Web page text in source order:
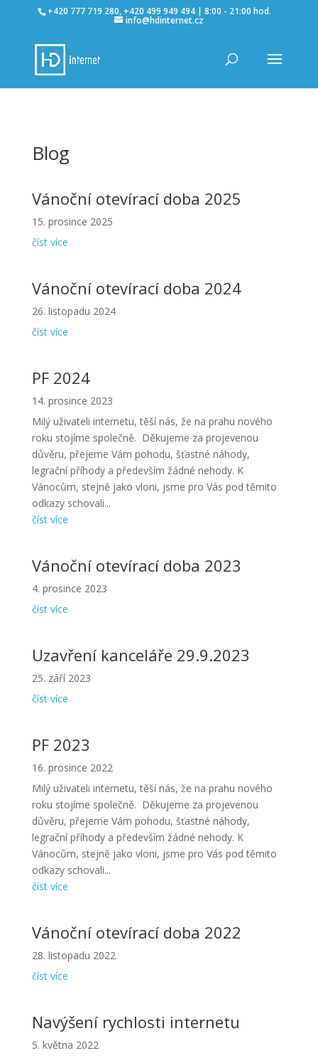
+420 777 719 280, +420 499 949 494 | 8:00 - 21:00 hod.
info@hdinternet.cz
Blog
Vánoční otevírací doba 2025
15. prosince 2025
číst více
Vánoční otevírací doba 2024
26. listopadu 2024
číst více
PF 2024
14. prosince 2023
Milý uživateli internetu, těší nás, že na prahu nového
roku stojíme společně. Děkujeme za projevenou
důvěru, přejeme Vám pohodu, šťastné náhody,
legrační příhody a především žádné nehody. K
Vánocům, stejně jako vloni, jsme pro Vás pod těmito
odkazy schovali...
číst více
Vánoční otevírací doba 2023
4. prosince 2023
číst více
Uzavření kanceláře 29.9.2023
25. září 2023
číst více
PF 2023
16. prosince 2022
Milý uživateli internetu, těší nás, že na prahu nového
roku stojíme společně. Děkujeme za projevenou
důvěru, přejeme Vám pohodu, šťastné náhody,
legrační příhody a především žádné nehody. K
Vánocům, stejně jako vloni, jsme pro Vás pod těmito
odkazy schovali...
číst více
Vánoční otevírací doba 2022
28. listopadu 2022
číst více
Navýšení rychlosti internetu
5. května 2022